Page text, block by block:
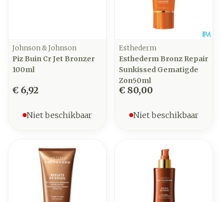
Johnson & Johnson
Piz Buin Cr Jet Bronzer
100ml
€ 6,92
Niet beschikbaar
Esthederm
Esthederm Bronz Repair
Sunkissed Gematigde
Zon50ml
€ 80,00
Niet beschikbaar